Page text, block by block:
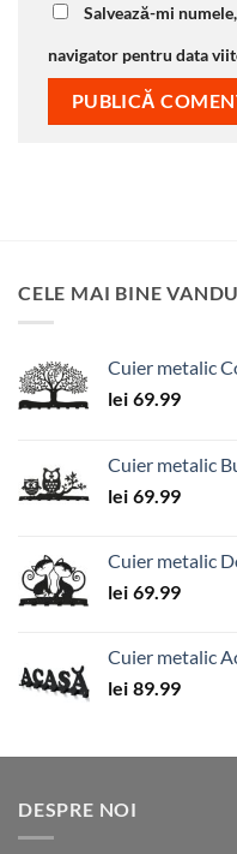
Salvează-mi
navigator pentru data
CELE MAI BINE
Cuier metalic
lei 69.99
Cuier metalic
lei 69.99
Cuier metalic
lei 69.99
Cuier metalic
lei 89.99
DESPRE NOI